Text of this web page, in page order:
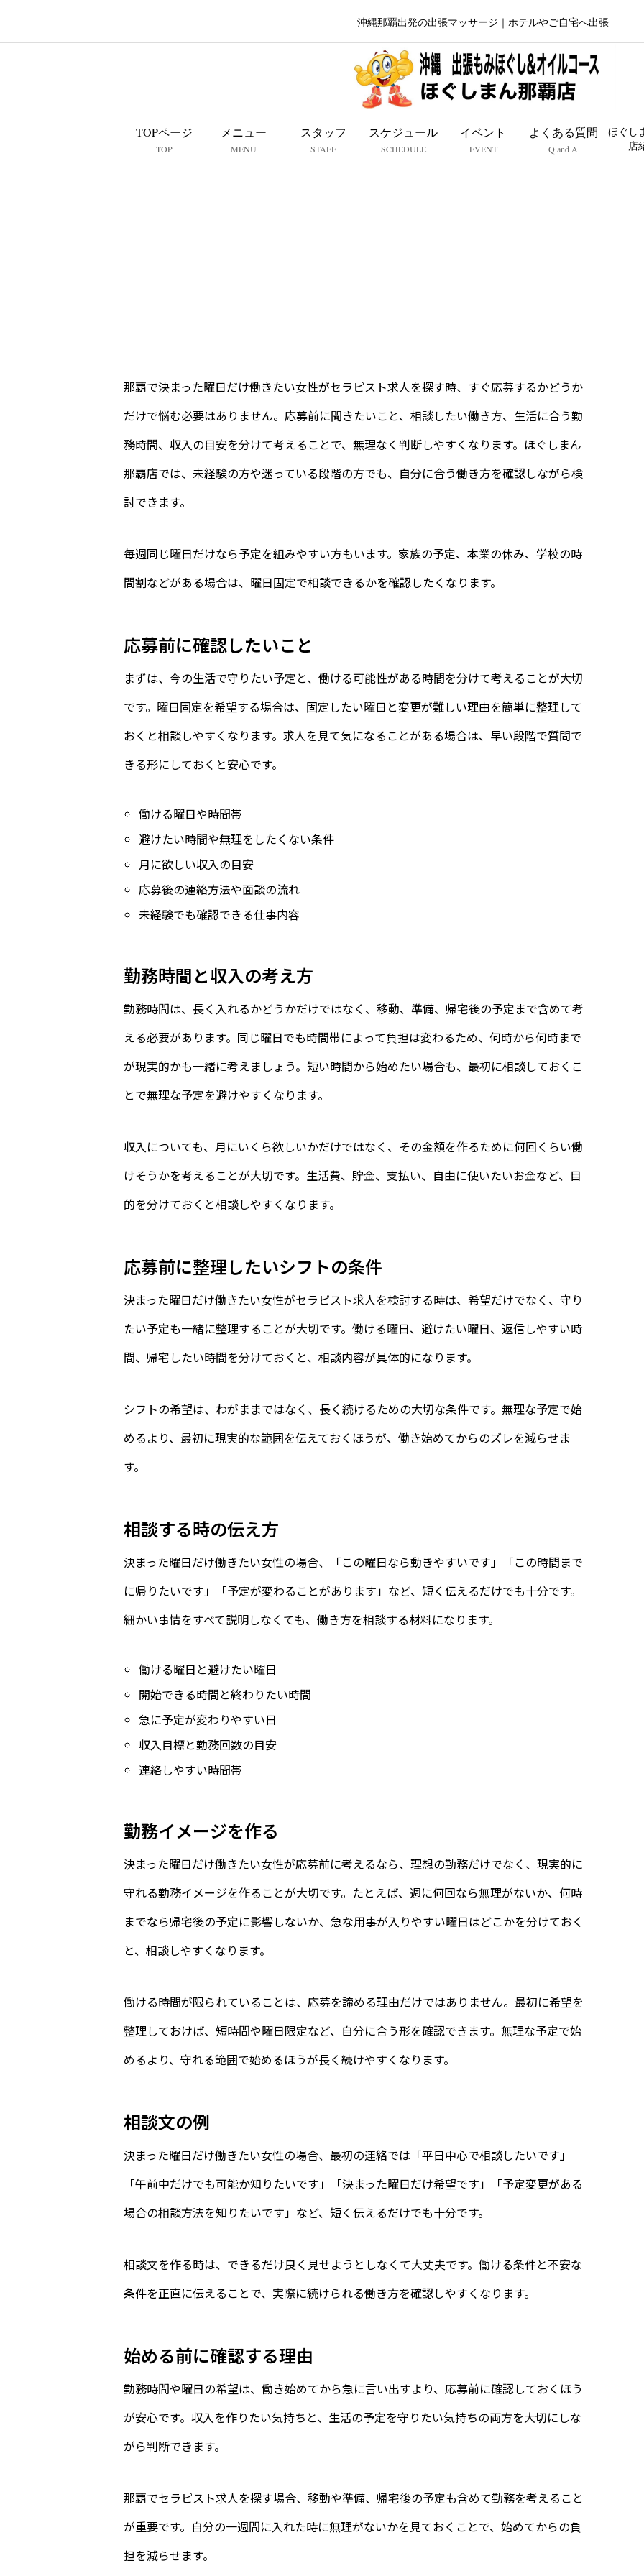
沖縄那覇出発の出張マッサージ｜ホテルやご自宅へ出張
TOPページ
TOP
メニュー
MENU
スタッフ
STAFF
スケジュール
SCHEDULE
イベント
EVENT
よくある質問
Q and A
ほぐし
店
那覇で決まった曜日だけ働きたい女性がセラピスト求人を探す時、すぐ応募するかどうか
だけで悩む必要はありません。応募前に聞きたいこと、相談したい働き方、生活に合う勤
務時間、収入の目安を分けて考えることで、無理なく判断しやすくなります。ほぐしまん
那覇店では、未経験の方や迷っている段階の方でも、自分に合う働き方を確認しながら検
討できます。
毎週同じ曜日だけなら予定を組みやすい方もいます。家族の予定、本業の休み、学校の時
間割などがある場合は、曜日固定で相談できるかを確認したくなります。
応募前に確認したいこと
まずは、今の生活で守りたい予定と、働ける可能性がある時間を分けて考えることが大切
です。曜日固定を希望する場合は、固定したい曜日と変更が難しい理由を簡単に整理して
おくと相談しやすくなります。求人を見て気になることがある場合は、早い段階で質問で
きる形にしておくと安心です。
働ける曜日や時間帯
避けたい時間や無理をしたくない条件
月に欲しい収入の目安
応募後の連絡方法や面談の流れ
未経験でも確認できる仕事内容
勤務時間と収入の考え方
勤務時間は、長く入れるかどうかだけではなく、移動、準備、帰宅後の予定まで含めて考
える必要があります。同じ曜日でも時間帯によって負担は変わるため、何時から何時まで
が現実的かも一緒に考えましょう。短い時間から始めたい場合も、最初に相談しておくこ
とで無理な予定を避けやすくなります。
収入についても、月にいくら欲しいかだけではなく、その金額を作るために何回くらい働
けそうかを考えることが大切です。生活費、貯金、支払い、自由に使いたいお金など、目
的を分けておくと相談しやすくなります。
応募前に整理したいシフトの条件
決まった曜日だけ働きたい女性がセラピスト求人を検討する時は、希望だけでなく、守り
たい予定も一緒に整理することが大切です。働ける曜日、避けたい曜日、返信しやすい時
間、帰宅したい時間を分けておくと、相談内容が具体的になります。
シフトの希望は、わがままではなく、長く続けるための大切な条件です。無理な予定で始
めるより、最初に現実的な範囲を伝えておくほうが、働き始めてからのズレを減らせま
す。
相談する時の伝え方
決まった曜日だけ働きたい女性の場合、「この曜日なら動きやすいです」「この時間まで
に帰りたいです」「予定が変わることがあります」など、短く伝えるだけでも十分です。
細かい事情をすべて説明しなくても、働き方を相談する材料になります。
働ける曜日と避けたい曜日
開始できる時間と終わりたい時間
急に予定が変わりやすい日
収入目標と勤務回数の目安
連絡しやすい時間帯
勤務イメージを作る
決まった曜日だけ働きたい女性が応募前に考えるなら、理想の勤務だけでなく、現実的に
守れる勤務イメージを作ることが大切です。たとえば、週に何回なら無理がないか、何時
までなら帰宅後の予定に影響しないか、急な用事が入りやすい曜日はどこかを分けておく
と、相談しやすくなります。
働ける時間が限られていることは、応募を諦める理由だけではありません。最初に希望を
整理しておけば、短時間や曜日限定など、自分に合う形を確認できます。無理な予定で始
めるより、守れる範囲で始めるほうが長く続けやすくなります。
相談文の例
決まった曜日だけ働きたい女性の場合、最初の連絡では「平日中心で相談したいです」
「午前中だけでも可能か知りたいです」「決まった曜日だけ希望です」「予定変更がある
場合の相談方法を知りたいです」など、短く伝えるだけでも十分です。
相談文を作る時は、できるだけ良く見せようとしなくて大丈夫です。働ける条件と不安な
条件を正直に伝えることで、実際に続けられる働き方を確認しやすくなります。
始める前に確認する理由
勤務時間や曜日の希望は、働き始めてから急に言い出すより、応募前に確認しておくほう
が安心です。収入を作りたい気持ちと、生活の予定を守りたい気持ちの両方を大切にしな
がら判断できます。
那覇でセラピスト求人を探す場合、移動や準備、帰宅後の予定も含めて勤務を考えること
が重要です。自分の一週間に入れた時に無理がないかを見ておくことで、始めてからの負
担を減らせます。